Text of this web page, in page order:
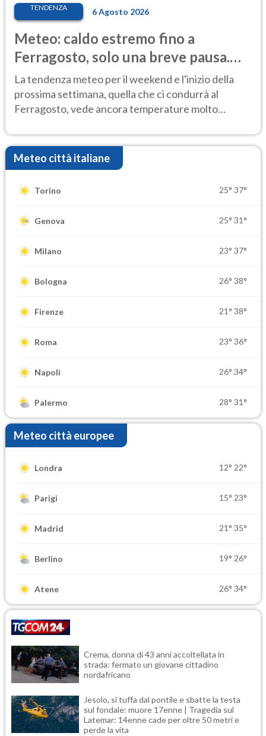
TENDENZA 6 Agosto 2026
Meteo: caldo estremo fino a
Ferragosto, solo una breve pausa.
Ecco dove
La tendenza meteo per il weekend e l'inizio della
prossima settimana, quella che ci condurrà al
Ferragosto, vede ancora temperature molto
Meteo città italiane
Torino 25° 37°
Genova 25° 31°
Milano 23° 37°
Bologna 26° 38°
Firenze 21° 38°
Roma 23° 36°
Napoli 26° 34°
Palermo 28° 31°
Meteo città europee
Londra 12° 22°
Parigi 15° 23°
Madrid 21° 35°
Berlino 19° 26°
Atene 26° 34°
Crema, donna di 43 anni accoltellata in
strada: fermato un giovane cittadino
nordafricano
Jesolo, si tuffa dal pontile e sbatte la testa
sul fondale: muore 17enne | Tragedia sul
Latemar: 14enne cade per oltre 50 metri e
perde la vita